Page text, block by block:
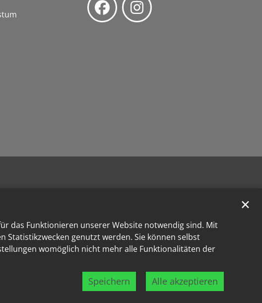
das Funktionieren unserer Website notwendig sind. Mit
Statistikzwecken genutzt werden. Sie können selbst
womöglich nicht mehr alle Funktionalitäten der
Speichern Alle akzeptieren
✕